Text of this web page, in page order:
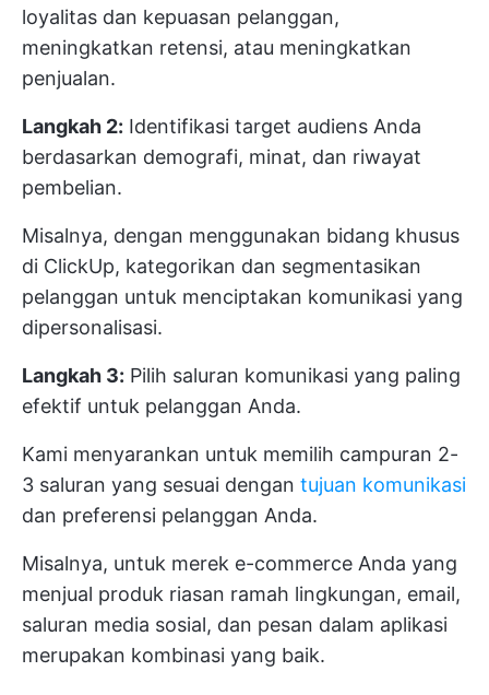
loyalitas dan kepuasan pelanggan,
meningkatkan retensi, atau meningkatkan
penjualan.
Langkah 2: Identifikasi target audiens Anda
berdasarkan demografi, minat, dan riwayat
pembelian.
Misalnya, dengan menggunakan bidang khusus
di ClickUp, kategorikan dan segmentasikan
pelanggan untuk menciptakan komunikasi yang
dipersonalisasi.
Langkah 3: Pilih saluran komunikasi yang paling
efektif untuk pelanggan Anda.
Kami menyarankan untuk memilih campuran 2-
3 saluran yang sesuai dengan tujuan komunikasi
dan preferensi pelanggan Anda.
Misalnya, untuk merek e-commerce Anda yang
menjual produk riasan ramah lingkungan, email,
saluran media sosial, dan pesan dalam aplikasi
merupakan kombinasi yang baik.